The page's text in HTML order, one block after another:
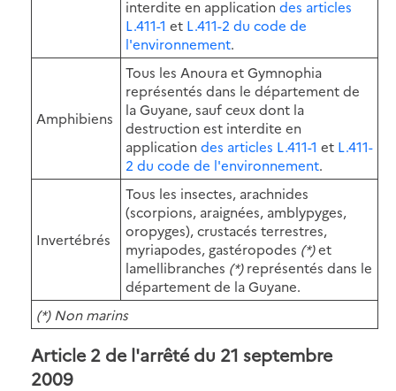
interdite en application des articles
L.411-1 et L.411-2 du code de
l'environnement.
Amphibiens
Tous les Anoura et Gymnophia
représentés dans le département de
la Guyane, sauf ceux dont la
destruction est interdite en
application des articles L.411-1 et L.411-
2 du code de l'environnement.
Invertébrés
Tous les insectes, arachnides
(scorpions, araignées, amblypyges,
oropyges), crustacés terrestres,
myriapodes, gastéropodes (*)et
lamellibranches (*)représentés dans le
département de la Guyane.
(*) Non marins
Article 2 de l'arrêté du 21 septembre
2009